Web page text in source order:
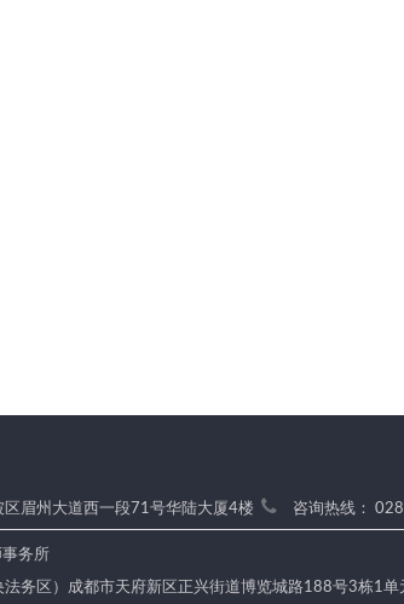
区眉州大道西一段71号华陆大厦4楼 咨询热线：
务所
法务区）成都市天府新区正兴街道博览城路188号3栋1单